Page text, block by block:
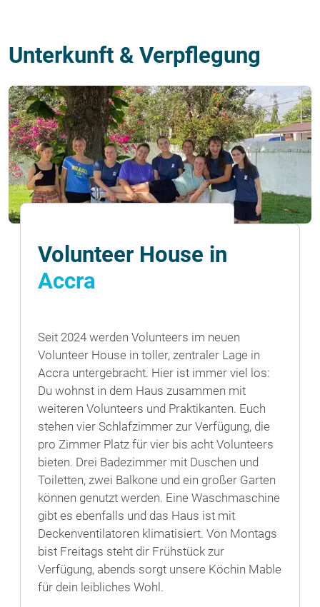
Unterkunft & Verpflegung
Volunteer House in
Accra
Seit 2024 werden Volunteers im neuen
Volunteer House in toller, zentraler Lage in
Accra untergebracht. Hier ist immer viel los:
Du wohnst in dem Haus zusammen mit
weiteren Volunteers und Praktikanten. Euch
stehen vier Schlafzimmer zur Verfügung, die
pro Zimmer Platz für vier bis acht Volunteers
bieten. Drei Badezimmer mit Duschen und
Toiletten, zwei Balkone und ein großer Garten
können genutzt werden. Eine Waschmaschine
gibt es ebenfalls und das Haus ist mit
Deckenventilatoren klimatisiert. Von Montags
bist Freitags steht dir Frühstück zur
Verfügung, abends sorgt unsere Köchin Mable
für dein leibliches Wohl.